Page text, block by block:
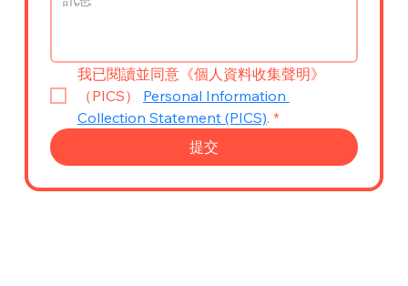
我已閱讀並同意《個人資料收集聲明》
（PICS） Personal Information
Collection Statement (PICS). *
提交